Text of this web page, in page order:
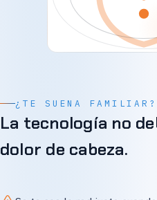
¿TE SUENA FAMILIAR?
La tecnología no
dolor de cabeza.